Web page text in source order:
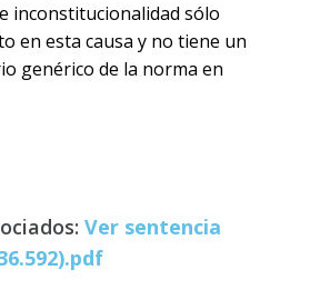
inconstitucionalidad sólo
en esta causa y no tiene un
genérico de la norma en
Ver sentencia